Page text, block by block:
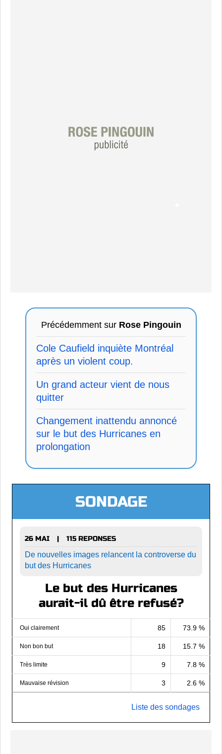
Précédemment sur Rose Pingouin
Cole Caufield inquiète Montréal
après un violent coup.
Un grand acteur vient de nous
quitter
Changement inattendu annoncé
sur le but des Hurricanes en
prolongation
SONDAGE
26 MAI |
115 REPONSES
De nouvelles images relancent la controverse du
but des Hurricanes
Le but des Hurricanes
aurait-il dû être refusé?
Oui clairement 85 73.9 %
Non bon but 18 15.7 %
Très limite 9 7.8 %
Mauvaise révision 3 2.6 %
Liste des sondages